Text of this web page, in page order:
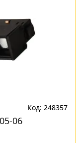
Код: 248357
06